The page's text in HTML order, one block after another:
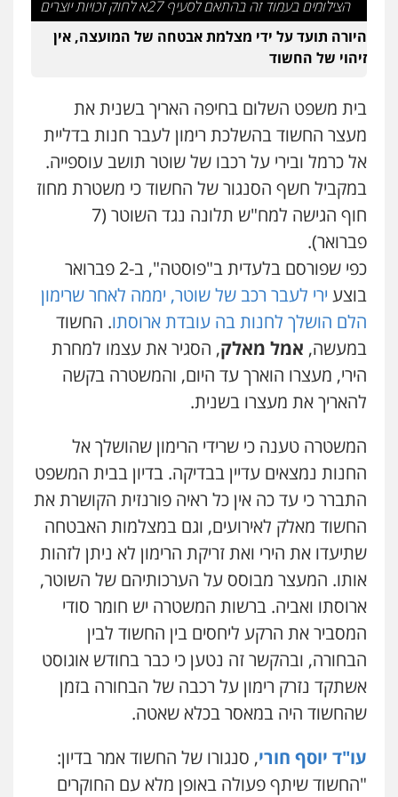
עו"ד אסף דוק
פלילי
עו"ד שלי גורביץ – לוי
משפט פלילי פשיעה חמורה מעצרים
וחקירות צבאי תעבורה
0544218336
פלילי עורכי דין לענייני אסירים
0525556970
משרד עורכי דין חן ברוך
פלילי דיני תעבורה מעצרים וחקירות
0505078733
עו"ד קארין לגטיוי
פלילי פשיעה חמורה מעצרים וחקירות
0507446995
עו"ד ירון גיגי
פלילי צווארון לבן מעצרים הליכי הסגרה
עו"ד רועי אטיאס
משפט פלילי פשיעה חמורה
525043999
עו"ד אסף כהן
פלילי
מעצרים וחקירות
הצילומים בעמוד זה בהתאם לסעיף 27א לחוק זכויות יוצרים
היורה תועד על ידי מצלמת אבטחה של המועצה, אין
זיהוי של החשוד
בית משפט השלום בחיפה האריך בשנית את
מעצר החשוד בהשלכת רימון לעבר חנות בדליית
אל כרמל ובירי על רכבו של שוטר תושב עוספייה.
במקביל חשף הסנגור של החשוד כי משטרת מחוז
חוף הגישה למח"ש תלונה נגד השוטר (7
פברואר).
כפי שפורסם בלעדית ב"פוסטה", ב-2 פברואר
בוצע ירי לעבר רכב של שוטר, יממה לאחר שרימון
הלם הושלך לחנות בה עובדת ארוסתו. החשוד
במעשה, אמל מאלק, הסגיר את עצמו למחרת
הירי, מעצרו הוארך עד היום, והמשטרה בקשה
להאריך את מעצרו בשנית.
המשטרה טענה כי שרידי הרימון שהושלך אל
החנות נמצאים עדיין בבדיקה. בדיון בבית המשפט
התברר כי עד כה אין כל ראיה פורנזית הקושרת את
החשוד מאלק לאירועים, וגם במצלמות האבטחה
שתיעדו את הירי ואת זריקת הרימון לא ניתן לזהות
אותו. המעצר מבוסס על הערכותיהם של השוטר,
ארוסתו ואביה. ברשות המשטרה יש חומר סודי
המסביר את הרקע ליחסים בין החשוד לבין
הבחורה, ובהקשר זה נטען כי כבר בחודש אוגוסט
אשתקד נזרק רימון על רכבה של הבחורה בזמן
שהחשוד היה במאסר בכלא שאטה.
עו"ד יוסף חורי, סנגורו של החשוד אמר בדיון:
"החשוד שיתף פעולה באופן מלא עם החוקרים